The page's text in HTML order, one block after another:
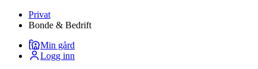
Privat
Bonde & Bedrift
Min gård
Logg inn